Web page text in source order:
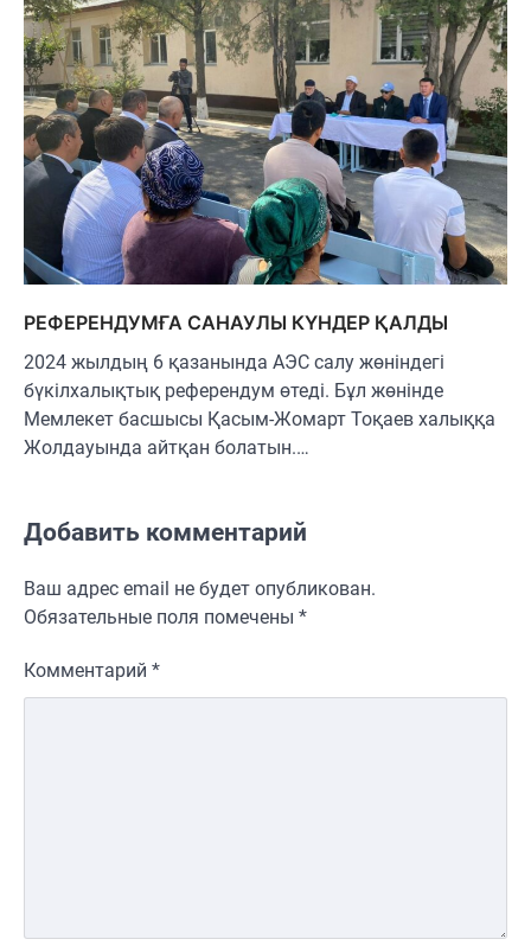
РЕФЕРЕНДУМҒА САНАУЛЫ КҮНДЕР ҚАЛДЫ
2024 жылдың 6 қазанында АЭС салу жөніндегі
бүкілхалықтық референдум өтеді. Бұл жөнінде
Мемлекет басшысы Қасым-Жомарт Тоқаев халыққа
Жолдауында айтқан болатын.…
Добавить комментарий
Ваш адрес email не будет опубликован.
Обязательные поля помечены *
Комментарий *